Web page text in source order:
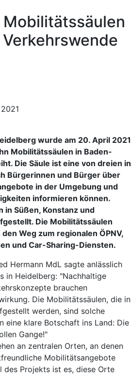
wurde am 20. April 2021
Mobilitätssäulen in Baden-
Die Säule ist eine von dreien in
Bürgerinnen und Bürger über
in der Umgebung und
informieren können.
in Süßen, Konstanz und
Die Mobilitätssäulen
Weg zum regionalen ÖPNV,
und Car-Sharing-Diensten.
Hermann MdL sagte anlässlich
in Heidelberg: "Nachhaltige
brauchen
Die Mobilitätssäulen, die in
werden, sind solche
eine klare Botschaft ins Land: Die
Gange!"
an zentralen Orten, an denen
Mobilitätsangebote
des Projekts ist es, diese Orte